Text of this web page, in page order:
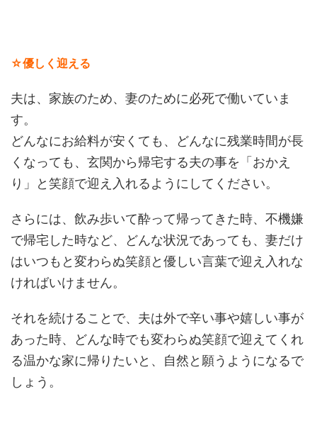
☆優しく迎える
夫は、家族のため、妻のために必死で働いていま
す。
どんなにお給料が安くても、どんなに残業時間が長
くなっても、玄関から帰宅する夫の事を「おかえ
り」と笑顔で迎え入れるようにしてください。
さらには、飲み歩いて酔って帰ってきた時、不機嫌
で帰宅した時など、どんな状況であっても、妻だけ
はいつもと変わらぬ笑顔と優しい言葉で迎え入れな
ければいけません。
それを続けることで、夫は外で辛い事や嬉しい事が
あった時、どんな時でも変わらぬ笑顔で迎えてくれ
る温かな家に帰りたいと、自然と願うようになるで
しょう。